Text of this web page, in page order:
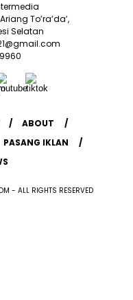
To’ra’da’,
Selatan
ABOUT
PASANG IKLAN
- ALL RIGHTS RESERVED